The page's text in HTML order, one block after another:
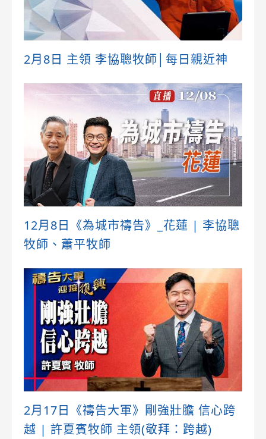
2月8日 主領 李協聰牧師│每日親近神
12月8日《為城市禱告》_花蓮 | 李協聰
牧師、蕭平牧師
2月17日《禱告大軍》剛強壯膽 信心跨
越 | 許夏賓牧師 主領(敬拜：跨越)